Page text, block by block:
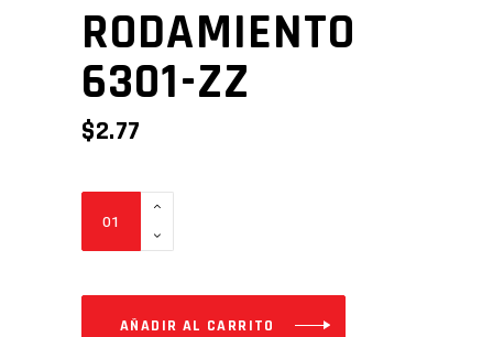
RODAMIENTO
6301-ZZ
$2.77
RODAMIENTO
Cantidad
AÑADIR AL CARRITO